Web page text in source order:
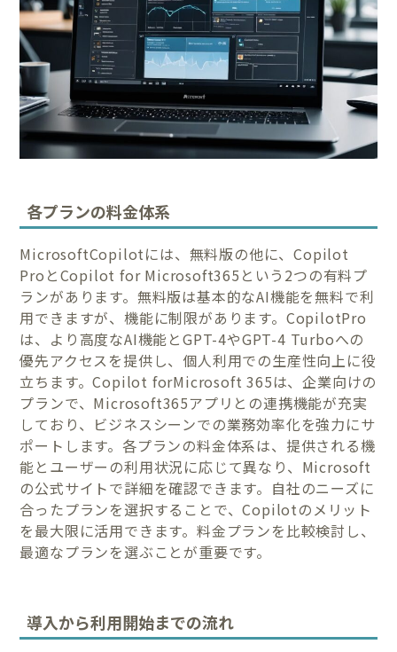
各プランの料金体系
MicrosoftCopilotには、無料版の他に、Copilot
ProとCopilot for Microsoft365という2つの有料プ
ランがあります。無料版は基本的なAI機能を無料で利
用できますが、機能に制限があります。CopilotPro
は、より高度なAI機能とGPT-4やGPT-4 Turboへの
優先アクセスを提供し、個人利用での生産性向上に役
立ちます。Copilot forMicrosoft 365は、企業向けの
プランで、Microsoft365アプリとの連携機能が充実
しており、ビジネスシーンでの業務効率化を強力にサ
ポートします。各プランの料金体系は、提供される機
能とユーザーの利用状況に応じて異なり、Microsoft
の公式サイトで詳細を確認できます。自社のニーズに
合ったプランを選択することで、Copilotのメリット
を最大限に活用できます。料金プランを比較検討し、
最適なプランを選ぶことが重要です。
導入から利用開始までの流れ